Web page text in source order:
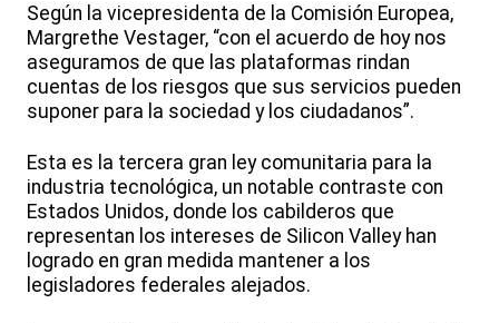
Según la vicepresidenta de la Comisión Europea,
Margrethe Vestager, “con el acuerdo de hoy nos
aseguramos de que las plataformas rindan
cuentas de los riesgos que sus servicios pueden
suponer para la sociedad y los ciudadanos”.
Esta es la tercera gran ley comunitaria para la
industria tecnológica, un notable contraste con
Estados Unidos, donde los cabilderos que
representan los intereses de Silicon Valley han
logrado en gran medida mantener a los
legisladores federales alejados.